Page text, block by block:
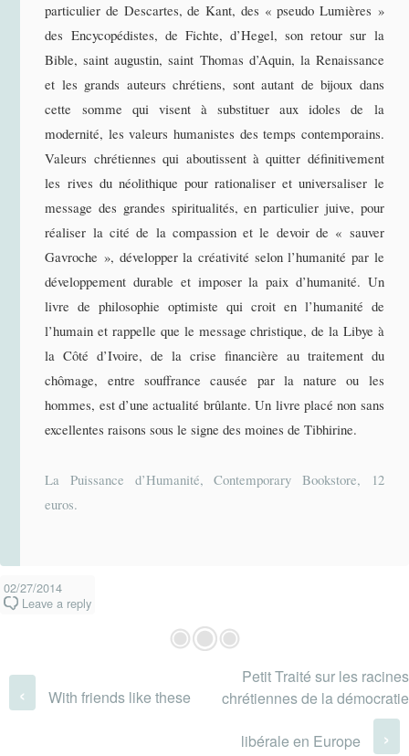
particulier de Descartes, de Kant, des « pseudo Lumières »
des Encycopédistes, de Fichte, d’Hegel, son retour sur la
Bible, saint augustin, saint Thomas d’Aquin, la Renaissance
et les grands auteurs chrétiens, sont autant de bijoux dans
cette somme qui visent à substituer aux idoles de la
modernité, les valeurs humanistes des temps contemporains.
Valeurs chrétiennes qui aboutissent à quitter définitivement
les rives du néolithique pour rationaliser et universaliser le
message des grandes spiritualités, en particulier juive, pour
réaliser la cité de la compassion et le devoir de « sauver
Gavroche », développer la créativité selon l’humanité par le
développement durable et imposer la paix d’humanité. Un
livre de philosophie optimiste qui croit en l’humanité de
l’humain et rappelle que le message christique, de la Libye à
la Côté d’Ivoire, de la crise financière au traitement du
chômage, entre souffrance causée par la nature ou les
hommes, est d’une actualité brûlante. Un livre placé non sans
excellentes raisons sous le signe des moines de Tibhirine.
La Puissance d’Humanité, Contemporary Bookstore, 12
euros.
02/27/2014
Leave a reply
Post navigation
‹ With friends like these
Petit Traité sur les racines
chrétiennes de la démocratie
libérale en Europe ›